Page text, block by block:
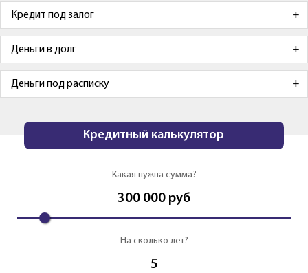
Кредит под залог
Деньги в долг
Деньги под расписку
Кредитный калькулятор
Какая нужна сумма?
300 000 руб
На сколько лет?
5